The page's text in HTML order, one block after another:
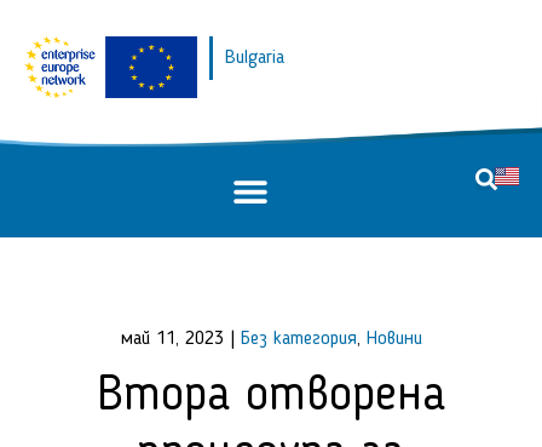
Bulgaria
май 11, 2023 Без категория, Новини
Втора отворена